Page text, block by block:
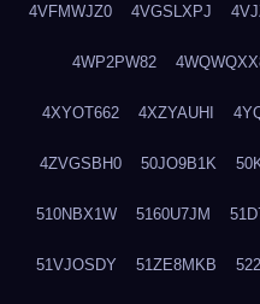
4VFMWJZ0 4VGSLXPJ
4WP2PW82
4XYOT662 4XZYAUHI
4ZVGSBH0 50JO9B1K
510NBX1W 5160U7JM
51VJOSDY 51ZE8MKB